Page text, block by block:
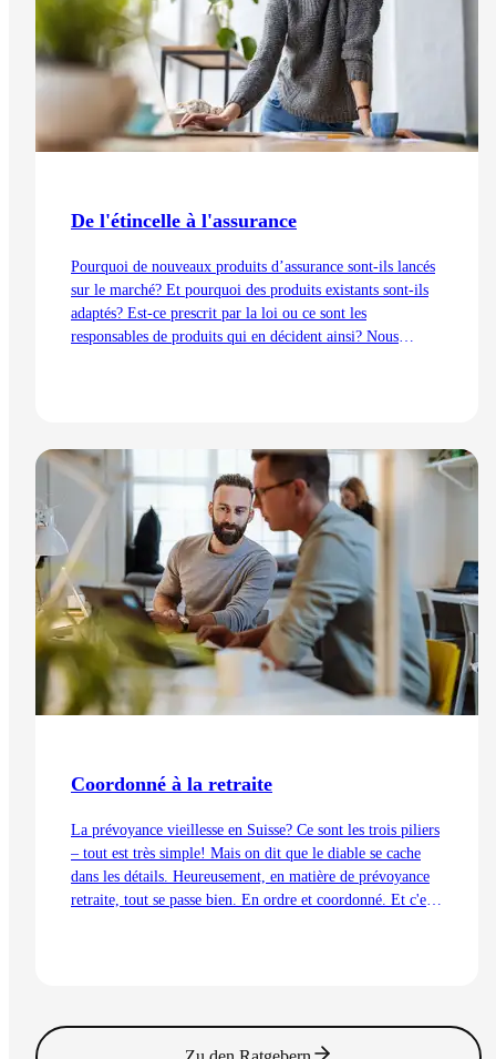
De l'étincelle à l'assurance
Pourquoi de nouveaux produits d’assurance sont-ils lancés
sur le marché? Et pourquoi des produits existants sont-ils
adaptés? Est-ce prescrit par la loi ou ce sont les
responsables de produits qui en décident ainsi? Nous
Lire l'article
Coordonné à la retraite
La prévoyance vieillesse en Suisse? Ce sont les trois piliers
– tout est très simple! Mais on dit que le diable se cache
dans les détails. Heureusement, en matière de prévoyance
retraite, tout se passe bien. En ordre et coordonné. Et c'est